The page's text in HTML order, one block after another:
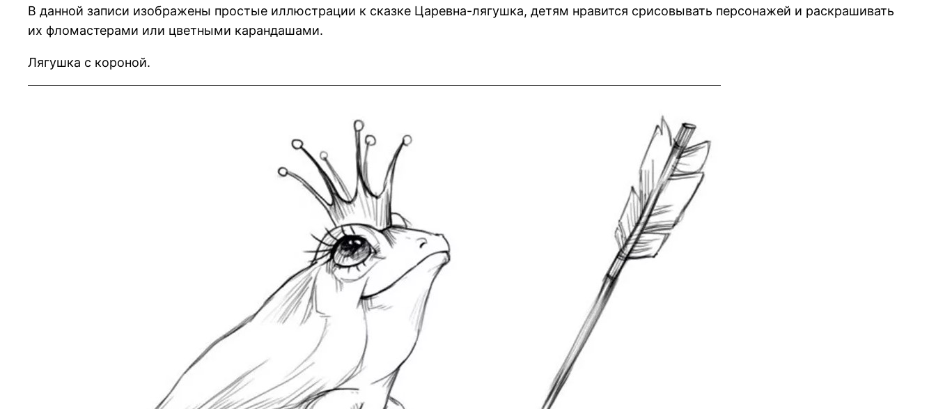
В данной записи изображены простые иллюстрации к сказке Царевна-лягушка, детям нравится срисовывать персонажей и раскрашивать
их фломастерами или цветными карандашами.
Лягушка с короной.